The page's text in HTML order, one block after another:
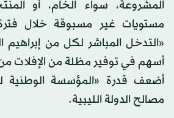
المشروعة، سواء الخام، أو
مستويات غير مسبوقة خلال
«التدخل المباشر لكل من إبراهيم
أسهم في توفير مظلة من الإفلات من
أضعف قدرة «المؤسسة الوطنية
مصالح الدولة الليبية.